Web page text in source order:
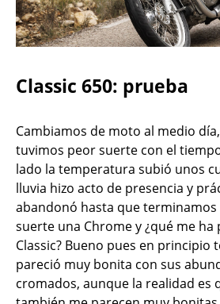
Classic 650: prueba
Cambiamos de moto al medio
tuvimos peor suerte con el
lado la temperatura subió unos
lluvia hizo acto de presencia y
abandonó hasta que
suerte una Chrome y ¿qué me ha
Classic? Bueno pues en principio
pareció muy bonita con sus
cromados, aunque la realidad es